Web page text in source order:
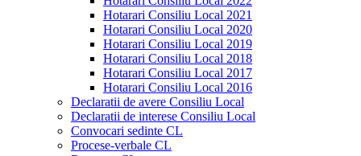
Hotarari Consiliu Local 2021
Hotarari Consiliu Local 2020
Hotarari Consiliu Local 2019
Hotarari Consiliu Local 2018
Hotarari Consiliu Local 2017
Hotarari Consiliu Local 2016
Declaratii de avere Consiliu Local
Declaratii de interese Consiliu Local
Convocari sedinte CL
Procese-verbale CL